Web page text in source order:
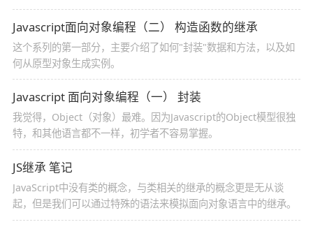
Javascript面向对象编程（二） 构造函数的继承
这个系列的第一部分，主要介绍了如何"封装"数据和方法，以及如
何从原型对象生成实例。
Javascript 面向对象编程（一） 封装
我觉得，Object（对象）最难。因为Javascript的Object模型很独
特，和其他语言都不一样，初学者不容易掌握。
JS继承 笔记
JavaScript中没有类的概念，与类相关的继承的概念更是无从谈
起，但是我们可以通过特殊的语法来模拟面向对象语言中的继承。